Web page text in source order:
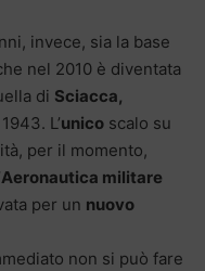
invece, sia la base
nel 2010 è diventata
di Sciacca,
L’unico scalo su
per il momento,
Aeronautica militare
per un nuovo
non si può fare